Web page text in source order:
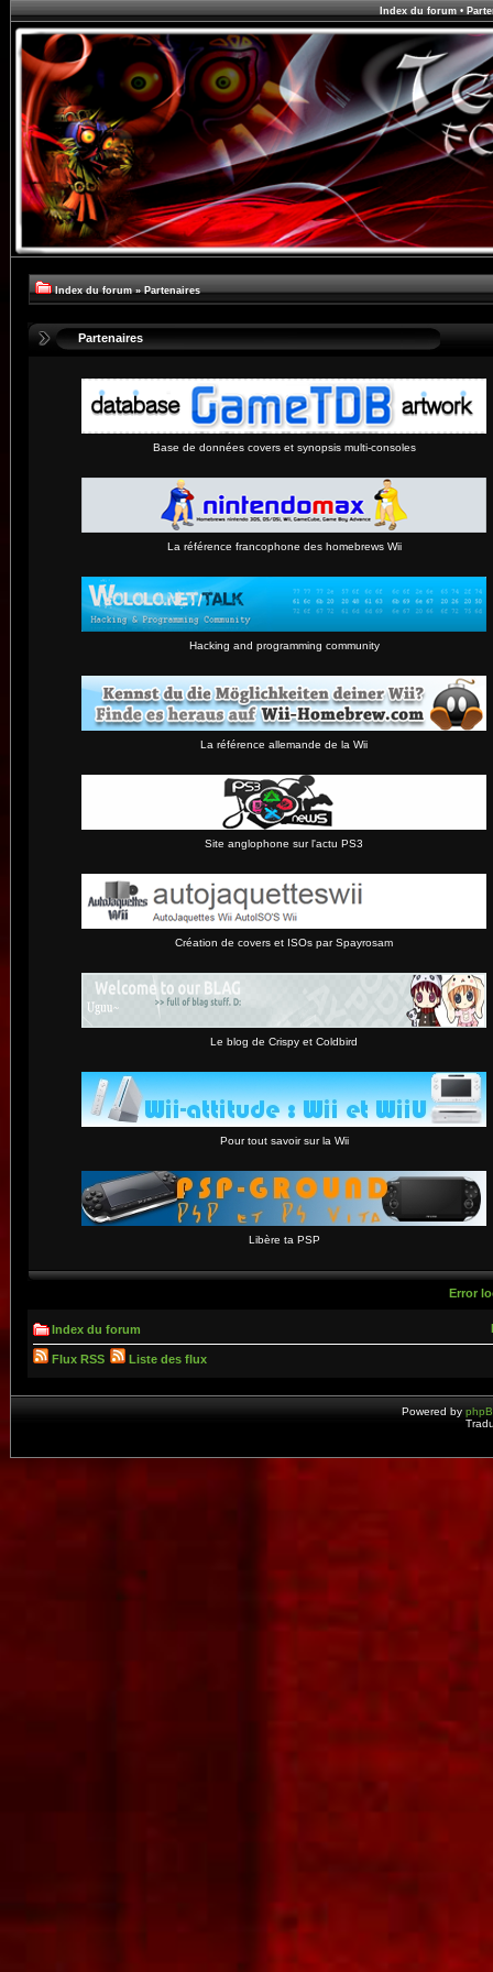
Index du forum•
Index du forum » Partenaires
Partenaires
Base de données covers et synopsis multi-consoles
La référence francophone des homebrews Wii
Hacking and programming community
La référence allemande de la Wii
Site anglophone sur l'actu PS3
Création de covers et ISOs par Spayrosam
Le blog de Crispy et Coldbird
Pour tout savoir sur la Wii
Libère ta PSP
Error
Index du forum
Flux RSS Liste des flux
Powered by